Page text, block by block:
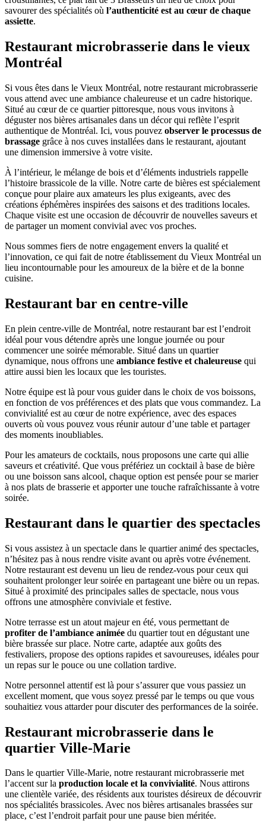
savourer des spécialités où l’authenticité est au cœur de chaque
assiette.
Restaurant microbrasserie dans le vieux
Montréal
Si vous êtes dans le Vieux Montréal, notre restaurant microbrasserie
vous attend avec une ambiance chaleureuse et un cadre historique.
Situé au cœur de ce quartier pittoresque, nous vous invitons à
déguster nos bières artisanales dans un décor qui reflète l’esprit
authentique de Montréal. Ici, vous pouvez observer le processus de
brassage grâce à nos cuves installées dans le restaurant, ajoutant
une dimension immersive à votre visite.
À l’intérieur, le mélange de bois et d’éléments industriels rappelle
l’histoire brassicole de la ville. Notre carte de bières est spécialement
conçue pour plaire aux amateurs les plus exigeants, avec des
créations éphémères inspirées des saisons et des traditions locales.
Chaque visite est une occasion de découvrir de nouvelles saveurs et
de partager un moment convivial avec vos proches.
Nous sommes fiers de notre engagement envers la qualité et
l’innovation, ce qui fait de notre établissement du Vieux Montréal un
lieu incontournable pour les amoureux de la bière et de la bonne
cuisine.
Restaurant bar en centre-ville
En plein centre-ville de Montréal, notre restaurant bar est l’endroit
idéal pour vous détendre après une longue journée ou pour
commencer une soirée mémorable. Situé dans un quartier
dynamique, nous offrons une ambiance festive et chaleureuse qui
attire aussi bien les locaux que les touristes.
Notre équipe est là pour vous guider dans le choix de vos boissons,
en fonction de vos préférences et des plats que vous commandez. La
convivialité est au cœur de notre expérience, avec des espaces
ouverts où vous pouvez vous réunir autour d’une table et partager
des moments inoubliables.
Pour les amateurs de cocktails, nous proposons une carte qui allie
saveurs et créativité. Que vous préfériez un cocktail à base de bière
ou une boisson sans alcool, chaque option est pensée pour se marier
à nos plats de brasserie et apporter une touche rafraîchissante à votre
soirée.
Restaurant dans le quartier des spectacles
Si vous assistez à un spectacle dans le quartier animé des spectacles,
n’hésitez pas à nous rendre visite avant ou après votre événement.
Notre restaurant est devenu un lieu de rendez-vous pour ceux qui
souhaitent prolonger leur soirée en partageant une bière ou un repas.
Situé à proximité des principales salles de spectacle, nous vous
offrons une atmosphère conviviale et festive.
Notre terrasse est un atout majeur en été, vous permettant de
profiter de l’ambiance animée du quartier tout en dégustant une
bière brassée sur place. Notre carte, adaptée aux goûts des
festivaliers, propose des options rapides et savoureuses, idéales pour
un repas sur le pouce ou une collation tardive.
Notre personnel attentif est là pour s’assurer que vous passiez un
excellent moment, que vous soyez pressé par le temps ou que vous
souhaitiez vous attarder pour discuter des performances de la soirée.
Restaurant microbrasserie dans le
quartier Ville-Marie
Dans le quartier Ville-Marie, notre restaurant microbrasserie met
l’accent sur la production locale et la convivialité. Nous attirons
une clientèle variée, des résidents aux touristes désireux de découvrir
nos spécialités brassicoles. Avec nos bières artisanales brassées sur
place, c’est l’endroit parfait pour une pause bien méritée.